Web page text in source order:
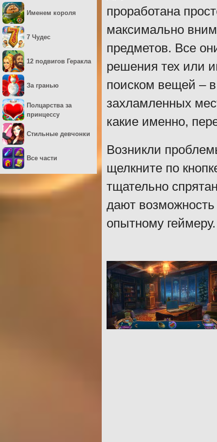
проработана
максимально
предметов. Все
решения тех или
поиском вещей –
захламленных
какие именно,
Возникли
щелкните по
тщательно
дают возможность
опытному геймеру.
Именем короля
7 Чудес
12 подвигов Геракла
За гранью
Полцарства за
принцессу
Стильные девчонки
Все части